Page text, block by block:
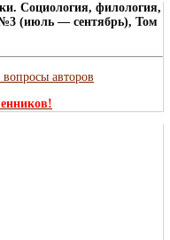
Социология, филология,
№3 (июль — сентябрь), Том
авторов